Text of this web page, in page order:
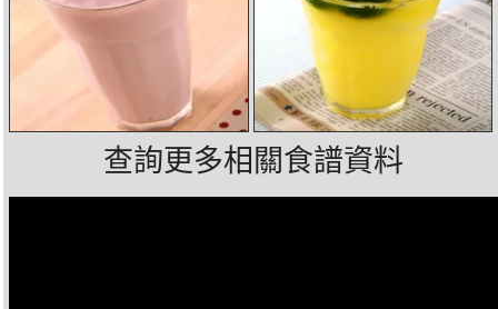
查詢更多相關食譜資料